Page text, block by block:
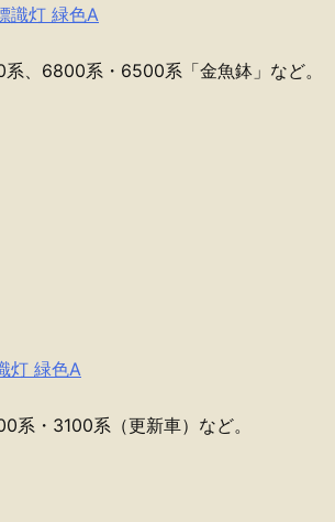
識灯 緑色A
、6800系・6500系「金魚鉢」など。
灯 緑色A
・3100系（更新車）など。